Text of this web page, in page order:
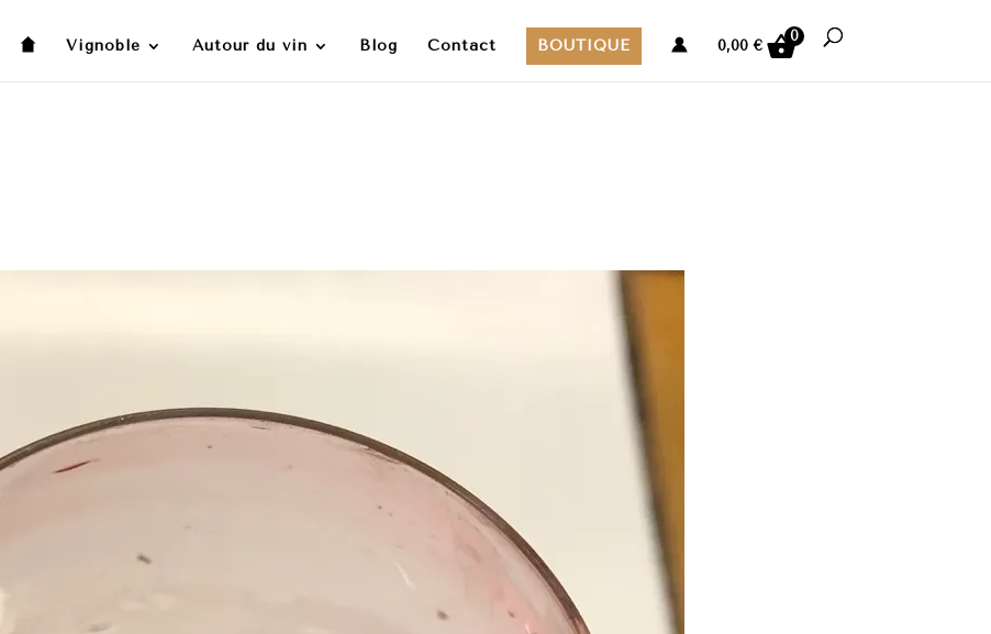
Vignoble Autour du vin Blog Contact BOUTIQUE 0,00€
0